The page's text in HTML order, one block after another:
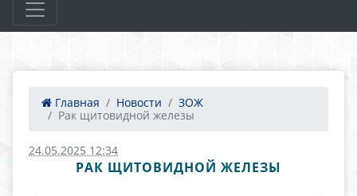
Главная Новости
ЗОЖ
Рак щитовидной железы
24.05.2025 12:34
РАК ЩИТОВИДНОЙ ЖЕЛЕЗЫ